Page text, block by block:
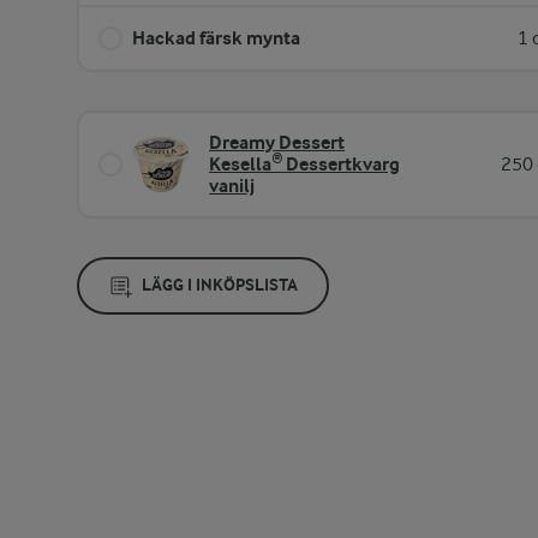
Hackad färsk mynta 1
Dreamy Dessert
Kesella® Dessertkvarg
vanilj
250
LÄGG I INKÖPSLISTA